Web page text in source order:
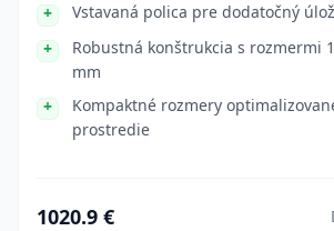
Vstavaná polica pre dodatočný
Robustná konštrukcia s rozmermi
mm
Kompaktné rozmery
prostredie
1020.9 €